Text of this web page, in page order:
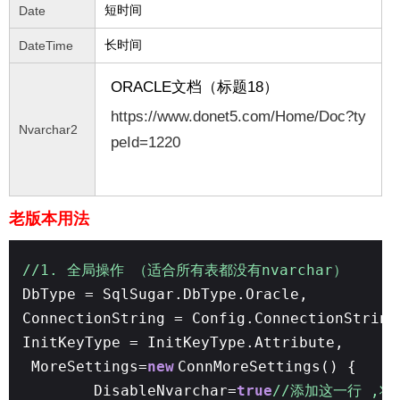
Date 短时间
DateTime 长时间
Nvarchar2
ORACLE文档 （标题18）
https://www.donet5.com/Home/Doc?ty
peId=1220
老版本用法
//1. 全局操作 （适合所有表都没有nvarchar）
DbType = SqlSugar.DbType.Oracle,
ConnectionString =
InitKeyType = InitKeyType.Attribute,
MoreSettings=new ConnMoreSettings() {
DisableNvarchar=true//添加这一行 ,将